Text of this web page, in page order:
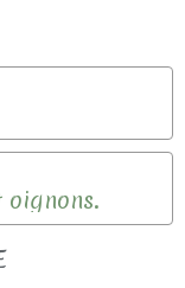
oignons.